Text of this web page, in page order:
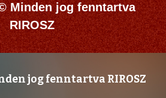
Minden jog fenntartva
RIROSZ
jog fenntartva RIROSZ